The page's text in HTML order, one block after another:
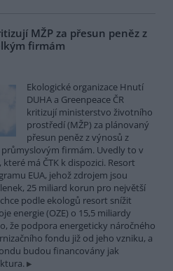
MŽP za přesun peněz z
firmám
Ekologické organizace Hnutí
DUHA a Greenpeace ČR
kritizují ministerstvo životního
prostředí (MŽP) za plánovaný
přesun peněz z výnosů z
firmám. Uvedly to v
má ČTK k dispozici. Resort
EUA, jehož zdrojem jsou
25 miliard korun pro největší
podle ekologů resort snížit
energie (OZE) o 15,5 miliardy
že podpora energeticky náročného
fondu již od jeho vzniku, a
budou financovány jak